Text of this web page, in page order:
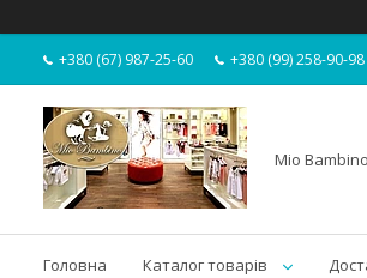
+380 (67) 987-25-60 +380 (99) 258-90-98
Mio
Головна Каталог товарів